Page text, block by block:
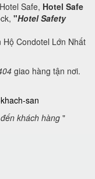
Hotel Safe, Hotel Safe
"Hotel Safety
Hộ Condotel Lớn Nhất
giao hàng tận nơi.
san
khách hàng "